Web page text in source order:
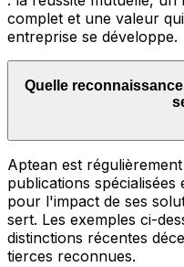
complet et une valeur
entreprise se développe.
Quelle
Aptean est
publications
pour l'impact de ses
sert. Les exemples ci-
distinctions récentes
tierces reconnues.